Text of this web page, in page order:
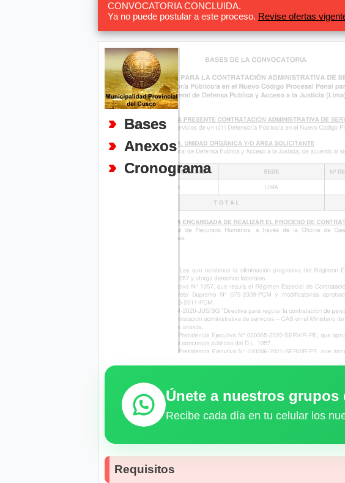
CONVOCATORIA CONCLUIDA.
Ya no puede postular a este proceso. Revise ofertas
Bases
Anexos
Cronograma
Únete a nuestros grupos
Recibe cada día en tu celular los
Requisitos